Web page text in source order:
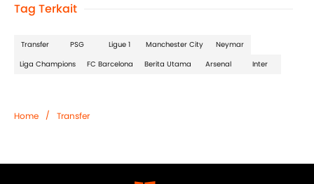
Tag Terkait
Transfer PSG Ligue 1 Manchester City
Neymar
Liga Champions
FC Barcelona Berita Utama Arsenal Inter
Home / Transfer